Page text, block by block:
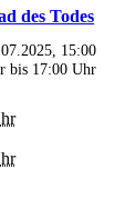
des Todes
15:00
bis 17:00 Uhr